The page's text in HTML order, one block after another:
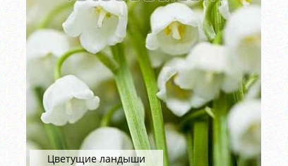
Цветущие ландыши